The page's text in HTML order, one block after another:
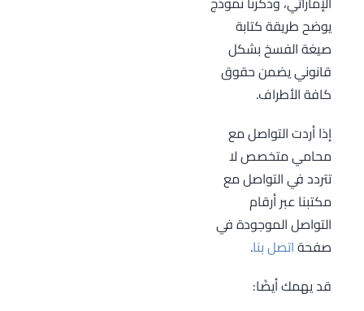
المكتوبة.
بين الطرفين
والتوصل إلى
صيغة قانونية
للفسخ ترضي
كافة الأطراف، أمّا
الفسخ القضائي
يتم نتيجة رفض
أحد الأطراف
الفسخ فيقوم
المتضرر برفع
دعوى أمام
المحكمة
المختصة وكتابة
يوضح طريقة كتابة
صيغة الفسخ بشكل
قانوني يضمن حقوق
كافة الأطراف.
إذا أردت التواصل مع
محامي متخصص لا
تتردد في التواصل مع
مكتبنا عبر أرقام
التواصل الموجودة في
صفحةاتصل بنا.
قد يهمك أيضًا: